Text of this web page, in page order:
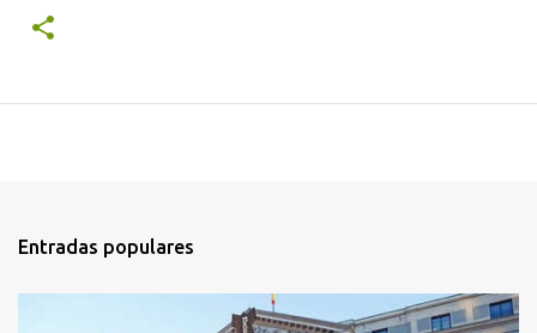
Entradas populares